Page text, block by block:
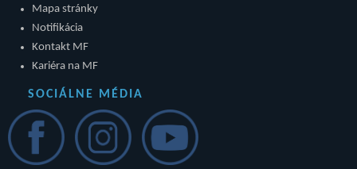
Mapa stránky
Notifikácia
Kontakt MF
Kariéra na MF
SOCIÁLNE MÉDIA